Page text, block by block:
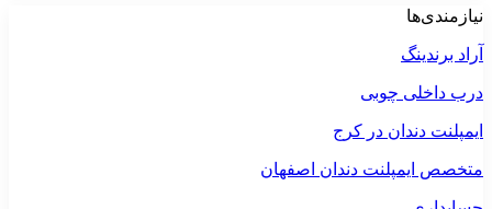
نیازمندی‌ها
آراد برندینگ
درب داخلی چوبی
ایمپلنت دندان در کرج
متخصص ایمپلنت دندان اصفهان